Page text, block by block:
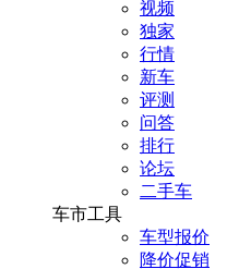
视频
独家
行情
新车
评测
问答
排行
论坛
二手车
车市工具
车型报价
降价促销